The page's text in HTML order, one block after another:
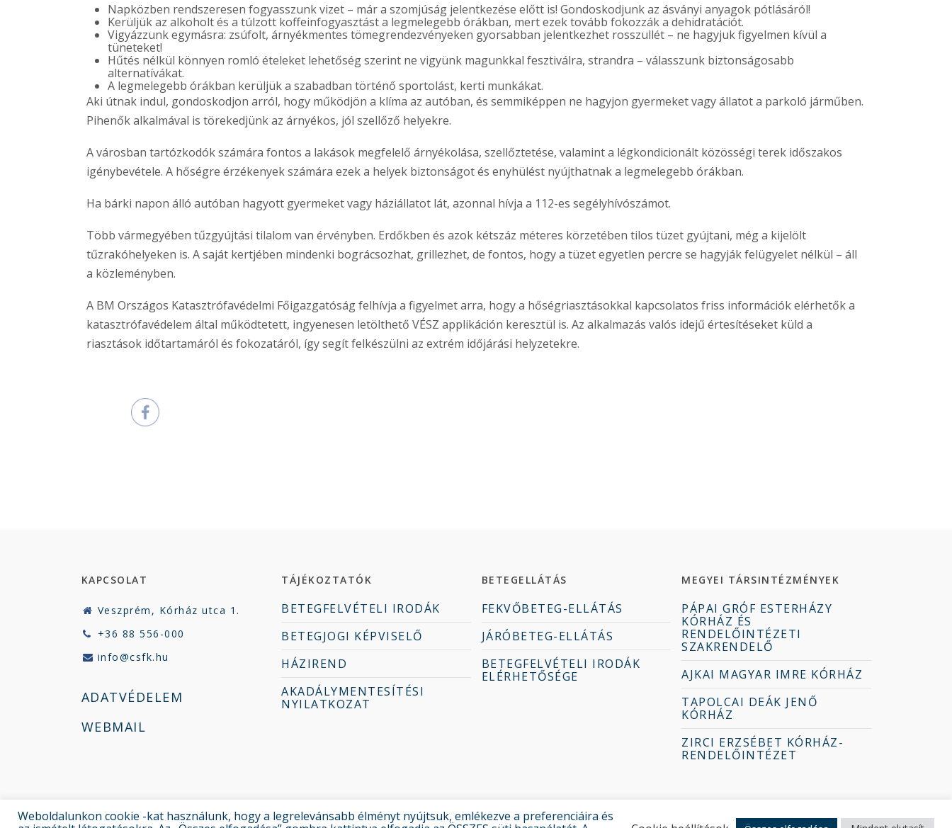
Napközben rendszeresen fogyasszunk vizet – már a szomjúság jelentkezése előtt is! Gondoskodjunk az ásványi anyagok pótlásáról!
Kerüljük az alkoholt és a túlzott koffeinfogyasztást a legmelegebb órákban, mert ezek tovább fokozzák a dehidratációt.
Vigyázzunk egymásra: zsúfolt, árnyékmentes tömegrendezvényeken gyorsabban jelentkezhet rosszullét – ne hagyjuk figyelmen kívül a
tüneteket!
Hűtés nélkül könnyen romló ételeket lehetőség szerint ne vigyünk magunkkal fesztiválra, strandra – válasszunk biztonságosabb
alternatívákat.
A legmelegebb órákban kerüljük a szabadban történő sportolást, kerti munkákat.
Aki útnak indul, gondoskodjon arról, hogy működjön a klíma az autóban, és semmiképpen ne hagyjon gyermeket vagy állatot a parkoló járműben.
Pihenők alkalmával is törekedjünk az árnyékos, jól szellőző helyekre.
A városban tartózkodók számára fontos a lakások megfelelő árnyékolása, szellőztetése, valamint a légkondicionált közösségi terek időszakos
igénybevétele. A hőségre érzékenyek számára ezek a helyek biztonságot és enyhülést nyújthatnak a legmelegebb órákban.
Ha bárki napon álló autóban hagyott gyermeket vagy háziállatot lát, azonnal hívja a 112-es segélyhívószámot.
Több vármegyében tűzgyújtási tilalom van érvényben. Erdőkben és azok kétszáz méteres körzetében tilos tüzet gyújtani, még a kijelölt
tűzrakóhelyeken is. A saját kertjében mindenki bográcsozhat, grillezhet, de fontos, hogy a tüzet egyetlen percre se hagyják felügyelet nélkül – áll
a közleményben.
A BM Országos Katasztrófavédelmi Főigazgatóság felhívja a figyelmet arra, hogy a hőségriasztásokkal kapcsolatos friss információk elérhetők a
katasztrófavédelem által működtetett, ingyenesen letölthető VÉSZ applikáción keresztül is. Az alkalmazás valós idejű értesítéseket küld a
riasztások időtartamáról és fokozatáról, így segít felkészülni az extrém időjárási helyzetekre.
KAPCSOLAT
Veszprém, Kórház utca 1.
+36 88 556-000
info@csfk.hu
ADATVÉDELEM
WEBMAIL
TÁJÉKOZTATÓK
BETEGFELVÉTELI IRODÁK
BETEGJOGI KÉPVISELŐ
HÁZIREND
AKADÁLYMENTESÍTÉSI
NYILATKOZAT
BETEGELLÁTÁS
FEKVŐBETEG-ELLÁTÁS
JÁRÓBETEG-ELLÁTÁS
BETEGFELVÉTELI IRODÁK
ELÉRHETŐSÉGE
MEGYEI TÁRSINTÉZMÉNYEK
PÁPAI GRÓF ESTERHÁZY
KÓRHÁZ ÉS
RENDELŐINTÉZETI
SZAKRENDELŐ
AJKAI MAGYAR IMRE KÓRHÁZ
TAPOLCAI DEÁK JENŐ
KÓRHÁZ
ZIRCI ERZSÉBET KÓRHÁZ-
RENDELŐINTÉZET
© 2022 Csolnoky Ferenc Kórház
Weboldalunkon cookie -kat használunk, hogy a legrelevánsabb élményt nyújtsuk, emlékezve a preferenciáira és